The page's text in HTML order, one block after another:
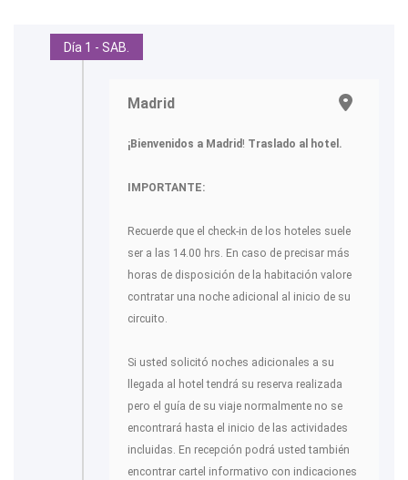
Día 1 - SAB.
Madrid
¡Bienvenidos a Madrid ! Traslado al hotel.
IMPORTANTE:
Recuerde que el check-in de los hoteles suele
ser a las 14.00 hrs. En caso de precisar más
horas de disposición de la habitación valore
contratar una noche adicional al inicio de su
circuito.
Si usted solicitó noches adicionales a su
llegada al hotel tendrá su reserva realizada
pero el guía de su viaje normalmente no se
encontrará hasta el inicio de las actividades
incluidas. En recepción podrá usted también
encontrar cartel informativo con indicaciones